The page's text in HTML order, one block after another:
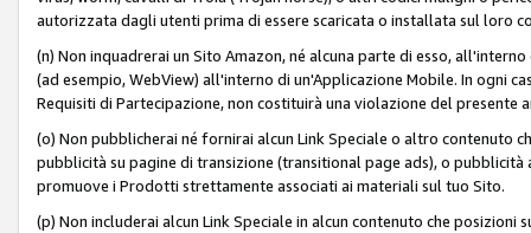
autorizzata dagli utenti prima di essere scaricata o installata sul loro
(n) Non inquadrerai un Sito Amazon, né alcuna parte di esso,
(ad esempio, WebView) all'interno di un'Applicazione Mobile. In ogni
Requisiti di Partecipazione, non costituirà una violazione del presente
(o) Non pubblicherai né fornirai alcun Link Speciale o altro contenuto
pubblicità su pagine di transizione (transitional page ads), o
promuove i Prodotti strettamente associati ai materiali sul tuo Sito.
(p) Non includerai alcun Link Speciale in alcun contenuto che